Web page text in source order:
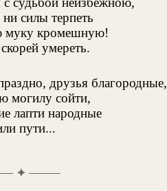
силы терпеть
муку кромешную!
умереть.
друзья благородные,
могилу сойти,
лапти народные
пути...
✦